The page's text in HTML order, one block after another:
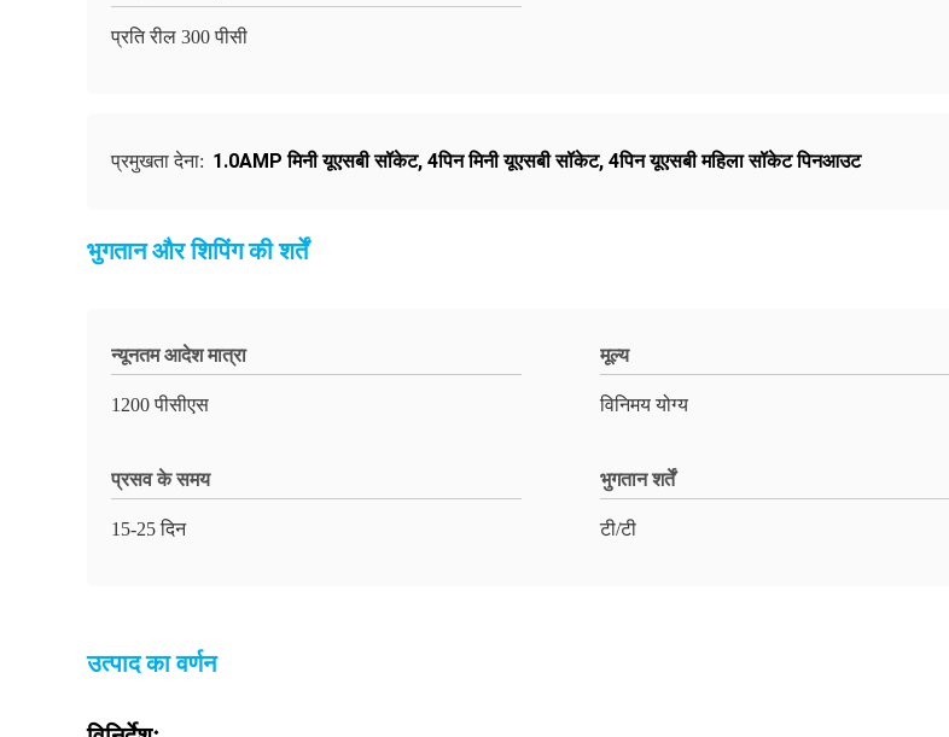
प्रति रील 300 पीसी
प्रमुखता देना: 1.0AMP मिनी यूएसबी सॉकेट, 4पिन मिनी यूएसबी सॉकेट, 4पिन यूएसबी महिला सॉकेट पिनआउट
भुगतान और शिपिंग की शर्तें
न्यूनतम आदेश मात्रा
1200 पीसीएस
मूल्य
विनिमय योग्य
प्रसव के समय
15-25 दिन
भुगतान शर्तें
टी/टी
उत्पाद का वर्णन